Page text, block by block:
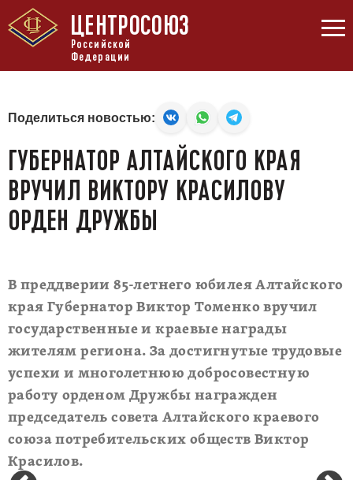
ЦЕНТРОСОЮЗ
Российской
Федерации
Поделиться новостью:
ГУБЕРНАТОР АЛТАЙСКОГО КРАЯ
ВРУЧИЛ ВИКТОРУ КРАСИЛОВУ
ОРДЕН ДРУЖБЫ
В преддверии 85-летнего юбилея Алтайского
края Губернатор Виктор Томенко вручил
государственные и краевые награды
жителям региона. За достигнутые трудовые
успехи и многолетнюю добросовестную
работу орденом Дружбы награжден
председатель совета Алтайского краевого
союза потребительских обществ Виктор
Красилов.